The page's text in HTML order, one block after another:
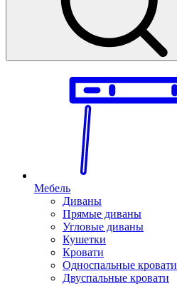
Мебель
Диваны
Прямые диваны
Угловые диваны
Кушетки
Кровати
Односпальные кровати
Двуспальные кровати